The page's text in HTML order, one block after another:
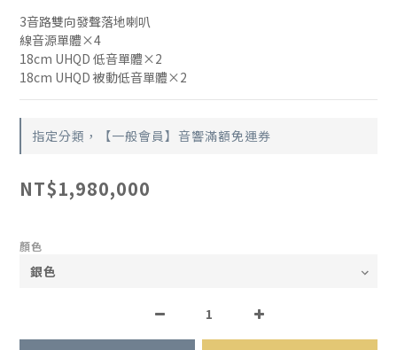
3音路雙向發聲落地喇叭
線音源單體×4
18cm UHQD 低音單體×2
18cm UHQD 被動低音單體×2
指定分類，【一般會員】音響滿額免運券
NT$1,980,000
顏色